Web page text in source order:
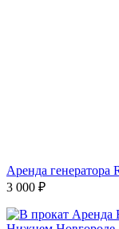
Аренда генератора
3 000 ₽